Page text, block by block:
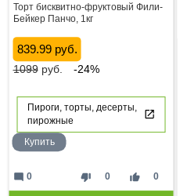
Торт бисквитно-фруктовый Фили-
Бейкер Панчо, 1кг
839.99 руб.
1099руб. -24%
Пироги, торты, десерты,
пирожные
Купить
thumb_down 0 thumb_up 0
mode_comment 0